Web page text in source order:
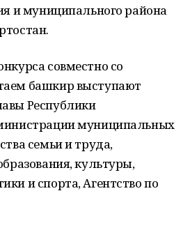
и муниципального района
совместно со
башкир выступают
Республики
муниципальных
семьи и труда,
культуры,
и спорта, Агентство по